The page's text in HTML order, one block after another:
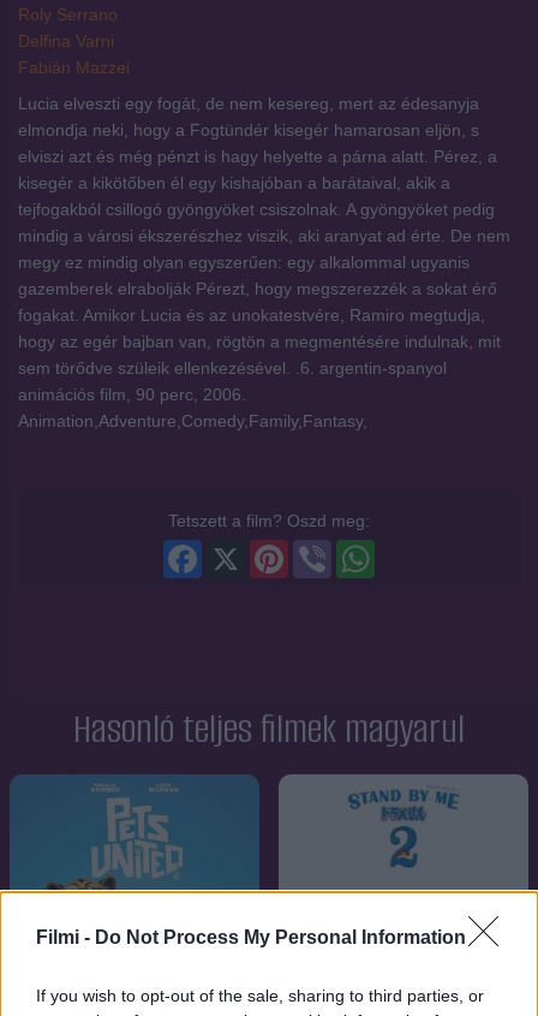
Filmi - Do Not Process My Personal Information
If you wish to opt-out of the sale, sharing to third parties, or
Roly Serrano
Delfina Varni
Fabián Mazzei
Lucia elveszti egy fogát, de nem kesereg, mert az édesanyja
elmondja neki, hogy a Fogtündér kisegér hamarosan eljön, s
elviszi azt és még pénzt is hagy helyette a párna alatt. Pérez, a
kisegér a kikötőben él egy kishajóban a barátaival, akik a
tejfogakból csillogó gyöngyöket csiszolnak. A gyöngyöket pedig
mindig a városi ékszerészhez viszik, aki aranyat ad érte. De nem
megy ez mindig olyan egyszerűen: egy alkalommal ugyanis
gazemberek elrabolják Pérezt, hogy megszerezzék a sokat érő
fogakat. Amikor Lucia és az unokatestvére, Ramiro megtudja,
hogy az egér bajban van, rögtön a megmentésére indulnak, mit
sem törődve szüleik ellenkezésével. .6. argentin-spanyol
animációs film, 90 perc, 2006.
Animation,Adventure,Comedy,Family,Fantasy,
Tetszett a film? Oszd meg:
Viber
Pinterest
X
Facebook
Hasonló teljes filmek magyarul